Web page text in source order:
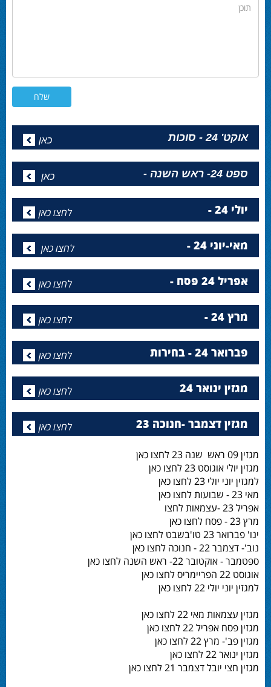
תוכן
אוקט' 24 - סוכות כאן
ספט 24- ראש השנה - כאן
יולי 24 - לחצו כאן
מאי-יוני 24 - לחצו כאן
אפריל 24 פסח - לחצו כאן
מרץ 24 - לחצו כאן
פברואר 24 - בחירות לחצו כאן
מגזין ינואר 24 לחצו כאן
מגזין דצמבר -חנוכה 23 לחצו כאן
מגזין 09 ראש שנה 23 לחצו כאן
מגזין יולי אוגוסט 23 לחצו כאן
למגזין יוני יולי 23 לחצו כאן
מאי 23 - שבועות לחצו כאן
אפריל 23 -עצמאות לחצו
מרץ 23 - פסח לחצו כאן
ינו' פברואר 23 טו'בשבט לחצו כאן
נוב'- דצמבר 22 - חנוכה לחצו כאן
ספטמבר - אוקטובר 22- ראש השנה לחצו כאן
אוגוסט 22 הפריימריס לחצו כאן
למגזין יוני יולי 22 לחצו כאן
מגזין עצמאות מאי 22 לחצו כאן
מגזין פסח אפריל 22 לחצו כאן
מגזין פב'- מרץ 22 לחצו כאן
מגזין ינואר 22 לחצו כאן
מגזין חצי יובל דצמבר 21 לחצו כאן